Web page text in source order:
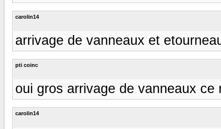
carolin14
arrivage de vanneaux et
pti coinc
oui gros arrivage de vanneaux
carolin14